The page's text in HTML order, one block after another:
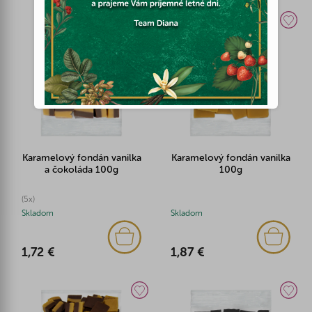
Karamelový fondán vanilka
a čokoláda 100g
(5x)
Skladom
1,72 €
Karamelový fondán vanilka
100g
Skladom
1,87 €